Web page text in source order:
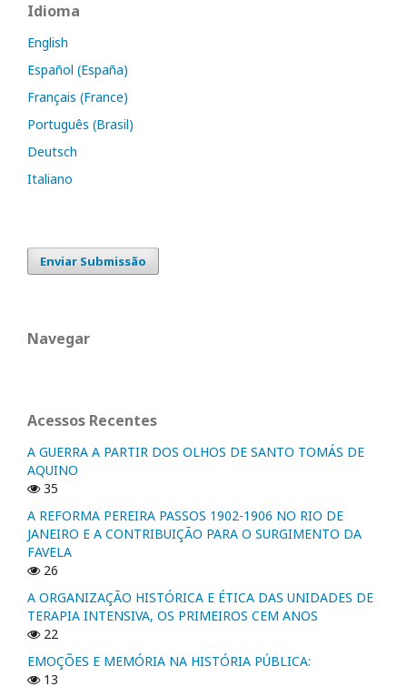
Idioma
English
Español (España)
Français (France)
Português (Brasil)
Deutsch
Italiano
Enviar Submissão
Navegar
Acessos Recentes
A GUERRA A PARTIR DOS OLHOS DE SANTO TOMÁS DE
AQUINO
35
A REFORMA PEREIRA PASSOS 1902-1906 NO RIO DE
JANEIRO E A CONTRIBUIÇÃO PARA O SURGIMENTO DA
FAVELA
26
A ORGANIZAÇÃO HISTÓRICA E ÉTICA DAS UNIDADES DE
TERAPIA INTENSIVA, OS PRIMEIROS CEM ANOS
22
EMOÇÕES E MEMÓRIA NA HISTÓRIA PÚBLICA:
13